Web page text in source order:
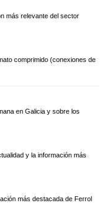
más relevante del sector
comprimido (conexiones de
en Galicia y sobre los
y la información más
más destacada de Ferrol